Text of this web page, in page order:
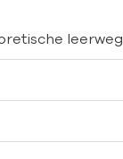
leerweg